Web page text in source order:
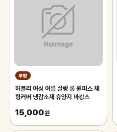
쿠팡
허블리 여성 여름 살랑 롱 원피스 체
형커버 냉감소재 휴양지 바캉스
15,000원